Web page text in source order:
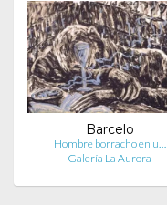
Barcelo
Hombre borracho en u…
Galería La Aurora